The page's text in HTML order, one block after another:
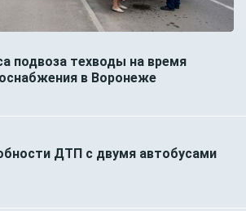
подвоза техводы на время
в Воронеже
ДТП с двумя автобусами